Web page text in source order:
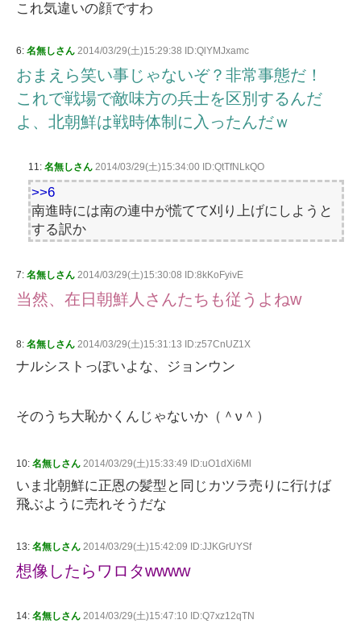
これ気違いの顔ですわ
6: 名無しさん 2014/03/29(土)15:29:38 ID:QlYMJxamc
おまえら笑い事じゃないぞ？非常事態だ！
これで戦場で敵味方の兵士を区別するんだ
よ、北朝鮮は戦時体制に入ったんだｗ
11: 名無しさん 2014/03/29(土)15:34:00 ID:QtTfNLkQO
>>6
南進時には南の連中が慌てて刈り上げにしようと
する訳か
7: 名無しさん 2014/03/29(土)15:30:08 ID:8kKoFyivE
当然、在日朝鮮人さんたちも従うよねw
8: 名無しさん 2014/03/29(土)15:31:13 ID:z57CnUZ1X
ナルシストっぽいよな、ジョンウン
そのうち大恥かくんじゃないか（＾ν＾）
10: 名無しさん 2014/03/29(土)15:33:49 ID:uO1dXi6Ml
いま北朝鮮に正恩の髪型と同じカツラ売りに行けば
飛ぶように売れそうだな
13: 名無しさん 2014/03/29(土)15:42:09 ID:JJKGrUYSf
想像したらワロタwwww
14: 名無しさん 2014/03/29(土)15:47:10 ID:Q7xz12qTN